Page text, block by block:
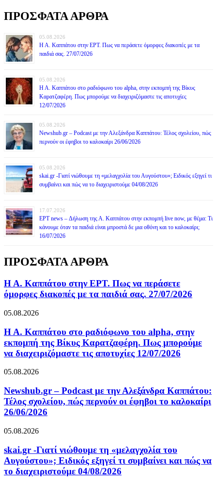
ΠΡΟΣΦΑΤΑ ΑΡΘΡΑ
05.08.2026
Η Α. Καππάτου στην ΕΡΤ. Πως να περάσετε όμορφες διακοπές με τα
παιδιά σας. 27/07/2026
05.08.2026
Η Α. Καππάτου στο ραδιόφωνο του alpha, στην εκπομπή της Βίκυς
Καρατζαφέρη. Πως μπορούμε να διαχειριζόμαστε τις αποτυχίες
12/07/2026
05.08.2026
Newshub.gr – Podcast με την Αλεξάνδρα Καππάτου: Τέλος σχολείου, πώς
περνούν οι έφηβοι το καλοκαίρι 26/06/2026
05.08.2026
skai.gr -Γιατί νιώθουμε τη «μελαγχολία του Αυγούστου»; Ειδικός εξηγεί τι
συμβαίνει και πώς να το διαχειριστούμε 04/08/2026
17.07.2026
ΕΡΤ news – Δήλωση της Α. Καππάτου στην εκπομπή live now, με θέμα: Τι
κάνουμε όταν τα παιδιά είναι μπροστά δε μια οθόνη και το καλοκαίρι;
16/07/2026
ΠΡΟΣΦΑΤΑ ΑΡΘΡΑ
Η Α. Καππάτου στην ΕΡΤ. Πως να περάσετε
όμορφες διακοπές με τα παιδιά σας. 27/07/2026
05.08.2026
Η Α. Καππάτου στο ραδιόφωνο του alpha, στην
εκπομπή της Βίκυς Καρατζαφέρη. Πως μπορούμε
να διαχειριζόμαστε τις αποτυχίες 12/07/2026
05.08.2026
Newshub.gr – Podcast με την Αλεξάνδρα Καππάτου:
Τέλος σχολείου, πώς περνούν οι έφηβοι το καλοκαίρι
26/06/2026
05.08.2026
skai.gr -Γιατί νιώθουμε τη «μελαγχολία του
Αυγούστου»; Ειδικός εξηγεί τι συμβαίνει και πώς να
το διαχειριστούμε 04/08/2026